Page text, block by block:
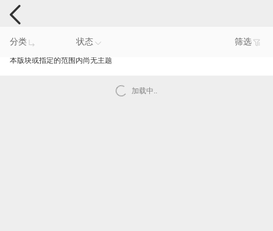
手机反馈
分类 状态 筛选
本版块或指定的范围内尚无主题
加载中..